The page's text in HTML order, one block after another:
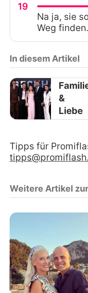
19
Na ja, sie
Weg finden.
In diesem Artikel
&
Liebe
Tipps für
Weitere Artikel